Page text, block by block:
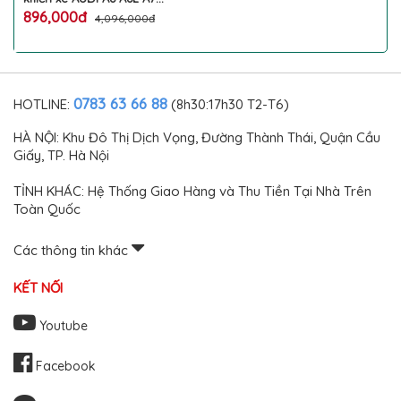
2005 2006 2007 2008
khu âm thanh điều hòa ô
tô phía trước phía sau cao
cấp
896,000đ 4,096,000đ
HOTLINE: 0783 63 66 88 (8h30:17h30 T2-T6)
HÀ NỘI: Khu Đô Thị Dịch Vọng, Đường Thành Thái, Quận Cầu
Giấy, TP. Hà Nội
TỈNH KHÁC: Hệ Thống Giao Hàng và Thu Tiền Tại Nhà Trên
Toàn Quốc
Các thông tin khác
KẾT NỐI
Youtube
Facebook